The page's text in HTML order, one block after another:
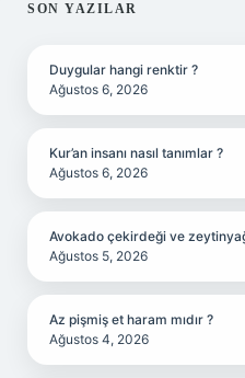
SIDEBAR
SON YAZILAR
Duygular hangi renktir ?
Ağustos 6, 2026
Kur’an insanı nasıl tanımlar ?
Ağustos 6, 2026
Avokado çekirdeği ve zeytinyağı
Ağustos 5, 2026
Az pişmiş et haram mıdır ?
Ağustos 4, 2026